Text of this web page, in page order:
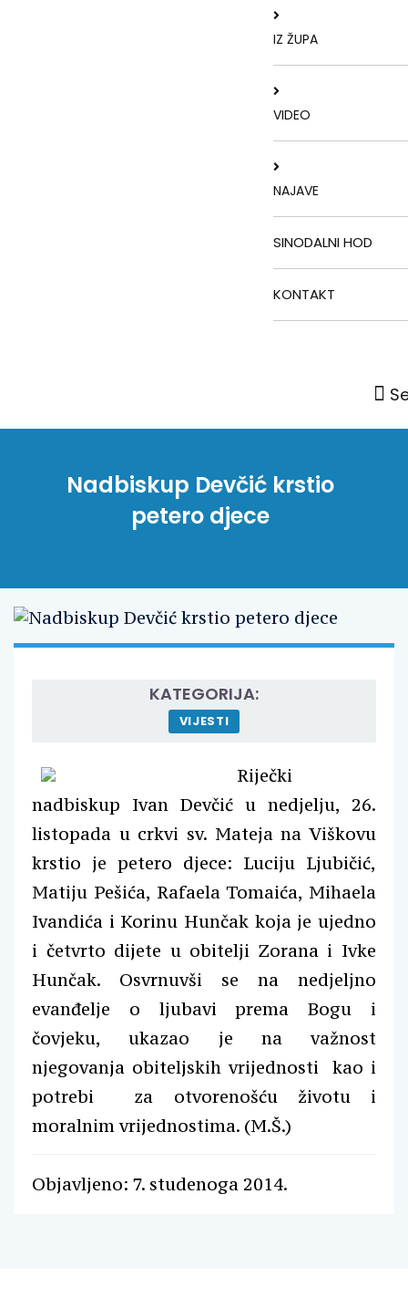
IZ ŽUPA
VIDEO
NAJAVE
SINODALNI HOD
KONTAKT
Nadbiskup Devčić krstio
petero djece
KATEGORIJA:
VIJESTI
Riječki
nadbiskup Ivan Devčić u nedjelju, 26.
listopada u crkvi sv. Mateja na Viškovu
krstio je petero djece: Luciju Ljubičić,
Matiju Pešića, Rafaela Tomaića, Mihaela
Ivandića i Korinu Hunčak koja je ujedno
i četvrto dijete u obitelji Zorana i Ivke
Hunčak. Osvrnuvši se na nedjeljno
evanđelje o ljubavi prema Bogu i
čovjeku, ukazao je na važnost
njegovanja obiteljskih vrijednosti kao i
potrebi za otvorenošću životu i
moralnim vrijednostima. (M.Š.)
Objavljeno: 7. studenoga 2014.